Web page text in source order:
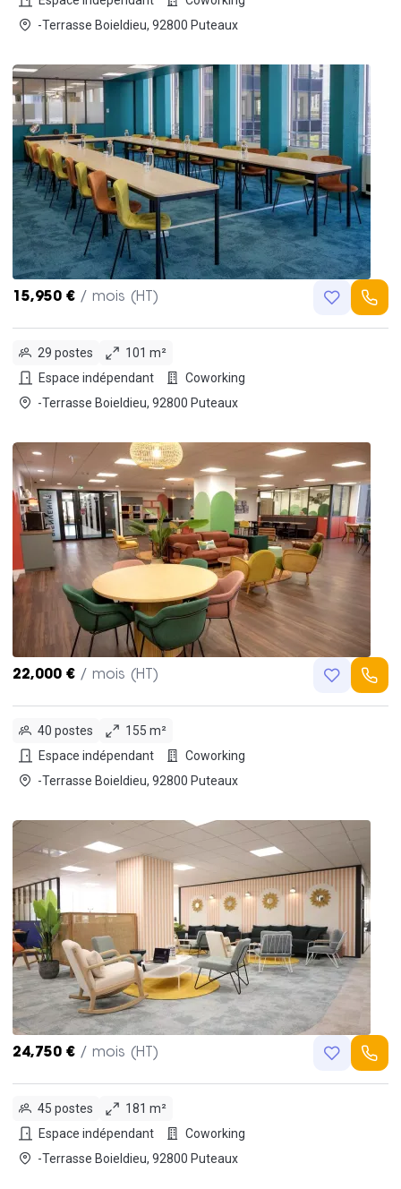
-Terrasse Boieldieu, 92800 Puteaux
15,950 € / mois (HT)
29 postes
101 m²
Espace indépendant
Coworking
-Terrasse Boieldieu, 92800 Puteaux
22,000 € / mois (HT)
40 postes
155 m²
Espace indépendant
Coworking
-Terrasse Boieldieu, 92800 Puteaux
24,750 € / mois (HT)
45 postes
181 m²
Espace indépendant
Coworking
-Terrasse Boieldieu, 92800 Puteaux